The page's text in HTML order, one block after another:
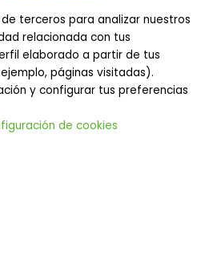
terceros para analizar nuestros
relacionada con tus
elaborado a partir de tus
páginas visitadas).
y configurar tus preferencias
de cookies